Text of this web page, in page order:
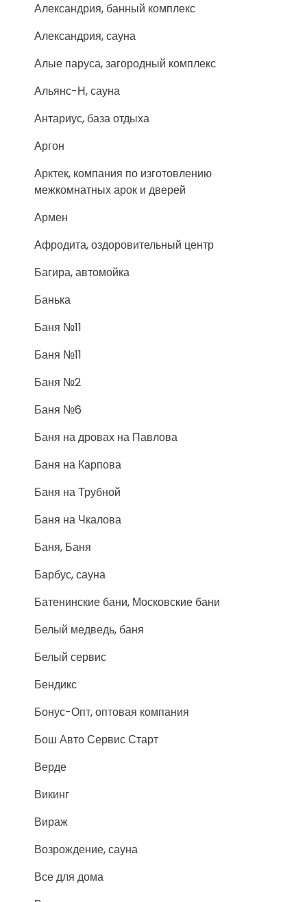
Александрия, банный комплекс
Александрия, сауна
Алые паруса, загородный комплекс
Альянс-Н, сауна
Антариус, база отдыха
Аргон
Арктек, компания по изготовлению
межкомнатных арок и дверей
Армен
Афродита, оздоровительный центр
Багира, автомойка
Банька
Баня №11
Баня №11
Баня №2
Баня №6
Баня на дровах на Павлова
Баня на Карпова
Баня на Трубной
Баня на Чкалова
Баня, Баня
Барбус, сауна
Батенинские бани, Московские бани
Белый медведь, баня
Белый сервис
Бендикс
Бонус-Опт, оптовая компания
Бош Авто Сервис Старт
Верде
Викинг
Вираж
Возрождение, сауна
Все для дома